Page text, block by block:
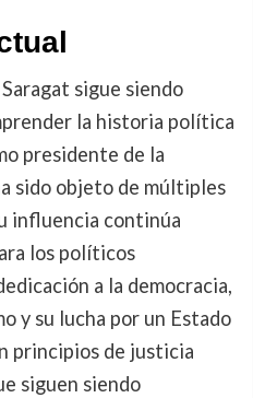
sigue siendo
la historia política
presidente de la
sido objeto de múltiples
influencia continúa
los políticos
a la democracia,
y su lucha por un Estado
principios de justicia
siguen siendo